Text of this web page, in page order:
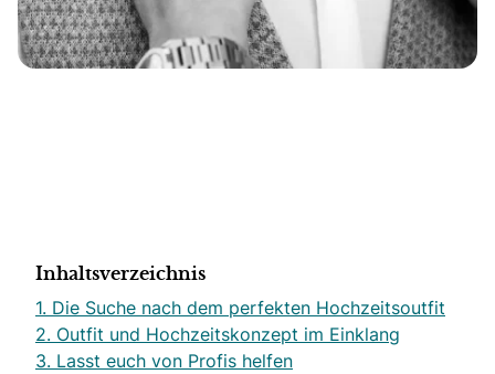
Inhaltsverzeichnis
1. Die Suche nach dem perfekten Hochzeitsoutfit
2. Outfit und Hochzeitskonzept im Einklang
3. Lasst euch von Profis helfen